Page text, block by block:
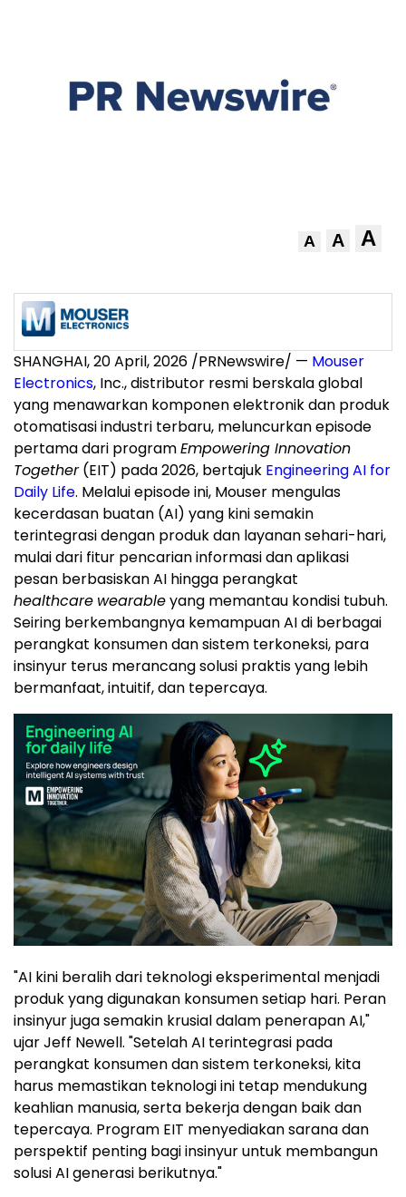
A A A
SHANGHAI,20 April, 2026 /PRNewswire/ — Mouser
Electronics, Inc., distributor resmi berskala global
yang menawarkan komponen elektronik dan produk
otomatisasi industri terbaru, meluncurkan episode
pertama dari programEmpowering Innovation
Together(EIT) pada 2026, bertajuk Engineering AI for
Daily Life. Melalui episode ini, Mouser mengulas
kecerdasan buatan (AI) yang kini semakin
terintegrasi dengan produk dan layanan sehari-hari,
mulai dari fitur pencarian informasi dan aplikasi
pesan berbasiskan AI hingga perangkat
healthcare wearableyang memantau kondisi tubuh.
Seiring berkembangnya kemampuan AI di berbagai
perangkat konsumen dan sistem terkoneksi, para
insinyur terus merancang solusi praktis yang lebih
bermanfaat, intuitif, dan tepercaya.
"AI kini beralih dari teknologi eksperimental menjadi
produk yang digunakan konsumen setiap hari. Peran
insinyur juga semakin krusial dalam penerapan AI,"
ujar Jeff Newell. "Setelah AI terintegrasi pada
perangkat konsumen dan sistem terkoneksi, kita
harus memastikan teknologi ini tetap mendukung
keahlian manusia, serta bekerja dengan baik dan
tepercaya. Program EIT menyediakan sarana dan
perspektif penting bagi insinyur untuk membangun
solusi AI generasi berikutnya."